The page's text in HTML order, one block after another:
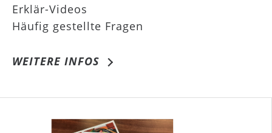
Erklär-Videos
Häufig gestellte Fragen
WEITERE INFOS